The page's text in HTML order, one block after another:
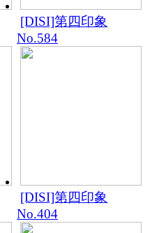
[DISI]第四印象
No.584
[DISI]第四印象
No.404